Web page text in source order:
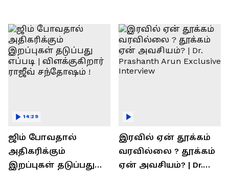
ஜிம் போவதால்
அதிகரிக்கும்
இறப்புகள் தடுப்பது
14:29
இரவில் ஏன் தூக்கம்
வரவில்லை ? தூக்கம்
ஏன் அவசியம்? | Dr.